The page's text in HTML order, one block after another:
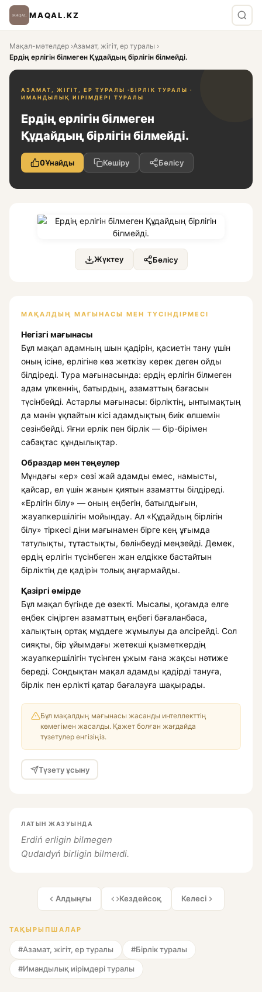
MAQAL.KZ
Мақал-мәтелдер ›Азамат, жігіт, ер туралы ›
Ердің ерлігін білмеген Құдайдың бірлігін білмейді.
АЗАМАТ, ЖІГІТ, ЕР ТУРАЛЫ · БІРЛІК ТУРАЛЫ ·
ИМАНДЫЛЫҚ ИІРІМДЕРІ ТУРАЛЫ
Ердің ерлігін білмеген
Құдайдың бірлігін білмейді.
0Ұнайды Көшіру Бөлісу
Жүктеу Бөлісу
МАҚАЛДЫҢ МАҒЫНАСЫ МЕН ТҮСІНДІРМЕСІ
Негізгі мағынасы
Бұл мақал адамның шын қадірін, қасиетін тану үшін
оның ісіне, ерлігіне көз жеткізу керек деген ойды
білдіреді. Тура мағынасында: ердің ерлігін білмеген
адам үлкеннің, батырдың, азаматтың бағасын
түсінбейді. Астарлы мағынасы: бірліктің, ынтымақтың
да мәнін ұқпайтын кісі адамдықтың биік өлшемін
сезінбейді. Яғни ерлік пен бірлік — бір-бірімен
сабақтас құндылықтар.
Образдар мен теңеулер
Мұндағы «ер» сөзі жай адамды емес, намысты,
қайсар, ел үшін жанын қиятын азаматты білдіреді.
«Ерлігін білу» — оның еңбегін, батылдығын,
жауапкершілігін мойындау. Ал «Құдайдың бірлігін
білу» тіркесі діни мағынамен бірге кең ұғымда
татулықты, тұтастықты, бөлінбеуді меңзейді. Демек,
ердің ерлігін түсінбеген жан елдікке бастайтын
бірліктің де қадірін толық аңғармайды.
Қазіргі өмірде
Бұл мақал бүгінде де өзекті. Мысалы, қоғамда елге
еңбек сіңірген азаматтың еңбегі бағаланбаса,
халықтың ортақ мүддеге жұмылуы да әлсірейді. Сол
сияқты, бір ұйымдағы жетекші қызметкердің
жауапкершілігін түсінген ұжым ғана жақсы нәтиже
береді. Сондықтан мақал адамды қадірді тануға,
бірлік пен ерлікті қатар бағалауға шақырады.
Бұл мақалдың мағынасы жасанды интеллекттің
көмегімен жасалды. Қажет болған жағдайда
түзетулер енгізіңіз.
Түзету ұсыну
ЛАТЫН ЖАЗУЫНДА
Erdiń erligin bilmegen
Qudaıdyń birligin bilmeıdi.
Алдыңғы Кездейсоқ Келесі
ТАҚЫРЫПШАЛАР
#Азамат, жігіт, ер туралы #Бірлік туралы
#Имандылық иірімдері туралы